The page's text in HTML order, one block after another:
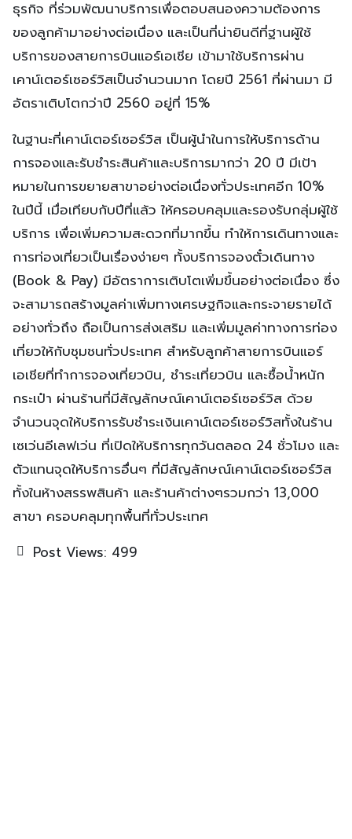
ธุรกิจ ที่ร่วมพัฒนาบริการเพื่อตอบสนองความต้องการ
ของลูกค้ามาอย่างต่อเนื่อง และเป็นที่น่ายินดีที่ฐานผู้ใช้
บริการของสายการบินแอร์เอเชีย เข้ามาใช้บริการผ่าน
เคาน์เตอร์เซอร์วิสเป็นจำนวนมาก โดยปี 2561 ที่ผ่านมา มี
อัตราเติบโตกว่าปี 2560 อยู่ที่ 15%
ในฐานะที่เคาน์เตอร์เซอร์วิส เป็นผู้นำในการให้บริการด้าน
การจองและรับชำระสินค้าและบริการมากว่า 20 ปี มีเป้า
หมายในการขยายสาขาอย่างต่อเนื่องทั่วประเทศอีก 10%
ในปีนี้ เมื่อเทียบกับปีที่แล้ว ให้ครอบคลุมและรองรับกลุ่มผู้ใช้
บริการ เพื่อเพิ่มความสะดวกที่มากขึ้น ทำให้การเดินทางและ
การท่องเที่ยวเป็นเรื่องง่ายๆ ทั้งบริการจองตั๋วเดินทาง
(Book & Pay) มีอัตราการเติบโตเพิ่มขึ้นอย่างต่อเนื่อง ซึ่ง
จะสามารถสร้างมูลค่าเพิ่มทางเศรษฐกิจและกระจายรายได้
อย่างทั่วถึง ถือเป็นการส่งเสริม และเพิ่มมูลค่าทางการท่อง
เที่ยวให้กับชุมชนทั่วประเทศ สำหรับลูกค้าสายการบินแอร์
เอเชียที่ทำการจองเที่ยวบิน, ชำระเที่ยวบิน และซื้อน้ำหนัก
กระเป๋า ผ่านร้านที่มีสัญลักษณ์เคาน์เตอร์เซอร์วิส ด้วย
จำนวนจุดให้บริการรับชำระเงินเคาน์เตอร์เซอร์วิสทั้งในร้าน
เซเว่นอีเลฟเว่น ที่เปิดให้บริการทุกวันตลอด 24 ชั่วโมง และ
ตัวแทนจุดให้บริการอื่นๆ ที่มีสัญลักษณ์เคาน์เตอร์เซอร์วิส
ทั้งในห้างสรรพสินค้า และร้านค้าต่างๆรวมกว่า 13,000
สาขา ครอบคลุมทุกพื้นที่ทั่วประเทศ
Post Views: 499